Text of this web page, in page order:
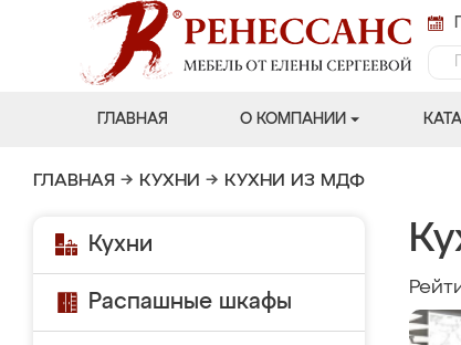
ГЛАВНАЯ О КОМПАНИИ
ГЛАВНАЯ → КУХНИ → КУХНИ ИЗ МДФ
Кухни
Распашные шкафы